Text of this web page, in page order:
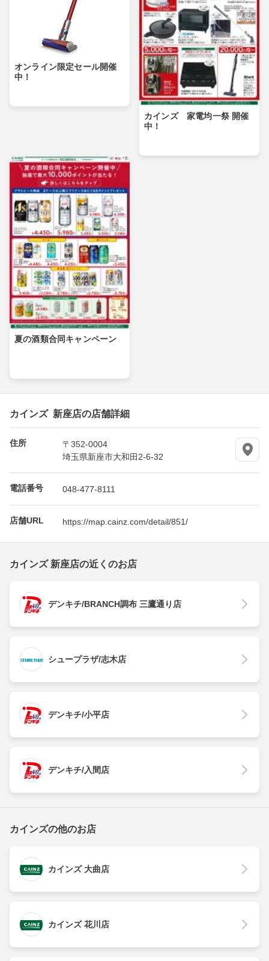
オンライン限定セール開催
中！
カインズ 家電均一祭 開催
中！
夏の酒類合同キャンペーン
カインズ 新座店の店舗詳細
住所
〒352-0004
埼玉県新座市大和田2-6-32
電話番号 048-477-8111
店舗URL https://map.cainz.com/detail/851/
カインズ 新座店の近くのお店
デンキチ/BRANCH調布 三鷹通り店
シュープラザ/志木店
デンキチ/小平店
デンキチ/入間店
カインズの他のお店
カインズ 大曲店
カインズ 花川店